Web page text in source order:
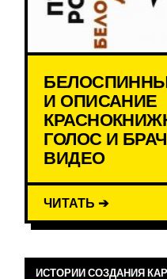
И ОПИСАНИЕ
ГОЛОС И
ВИДЕО
ЧИТАТЬ ➔
ИСТОРИИ СОЗДАНИЯ